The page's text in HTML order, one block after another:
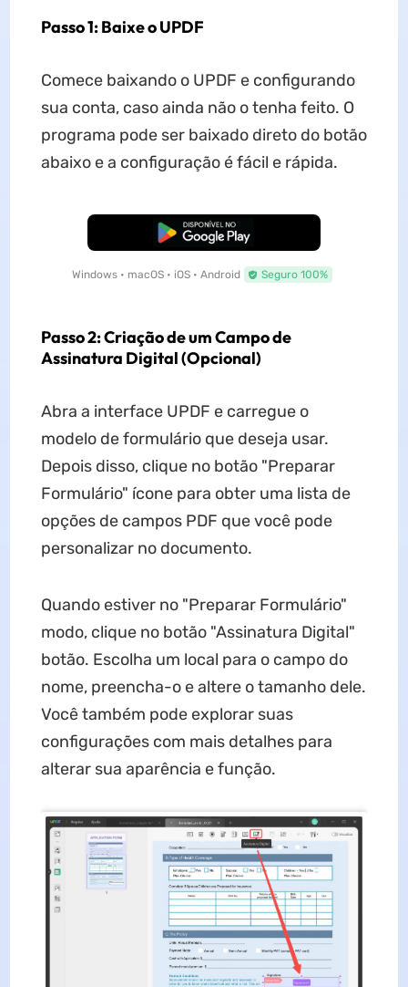
Passo 1: Baixe o UPDF
Comece baixando o UPDF e configurando
sua conta, caso ainda não o tenha feito. O
programa pode ser baixado direto do botão
abaixo e a configuração é fácil e rápida.
Baixar Grátis
Windows • macOS • iOS • Android Seguro 100%
Passo 2: Criação de um Campo de
Assinatura Digital (Opcional)
Abra a interface UPDF e carregue o
modelo de formulário que deseja usar.
Depois disso, clique no botão "Preparar
Formulário" ícone para obter uma lista de
opções de campos PDF que você pode
personalizar no documento.
Quando estiver no "Preparar Formulário"
modo, clique no botão "Assinatura Digital"
botão. Escolha um local para o campo do
nome, preencha-o e altere o tamanho dele.
Você também pode explorar suas
configurações com mais detalhes para
alterar sua aparência e função.